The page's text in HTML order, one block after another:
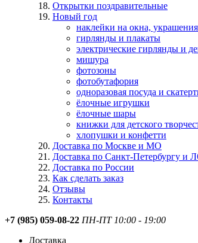
Открытки поздравительные
Новый год
наклейки на окна,
гирлянды и плакаты
электрические гирлянды и
мишура
фотозоны
фотобутафория
одноразовая посуда и
ёлочные игрушки
ёлочные шары
книжки для детского
хлопушки и конфетти
Доставка по Москве и МО
Доставка по Санкт-Петербургу и
Доставка по России
Как сделать заказ
Отзывы
Контакты
+7 (985) 059-08-22 ПН-ПТ 10:00 - 19:00
Доставка